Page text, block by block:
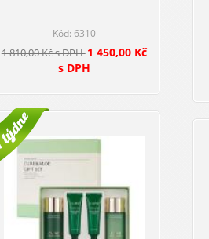
Kód: 6310
1 810,00 Kč s DPH1 450,00 Kč
s DPH